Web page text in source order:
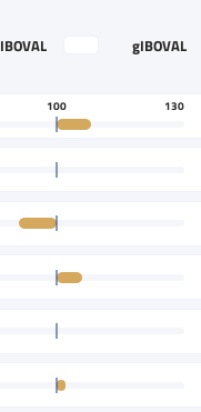
IBOVAL gIBOVAL
100 130